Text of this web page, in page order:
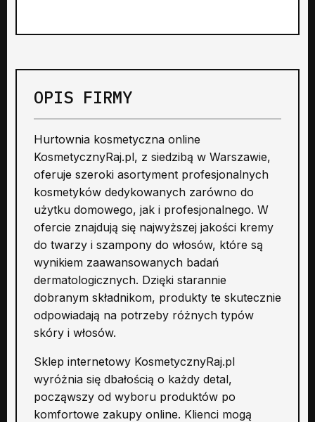
OPIS FIRMY
Hurtownia kosmetyczna online
KosmetycznyRaj.pl, z siedzibą w Warszawie,
oferuje szeroki asortyment profesjonalnych
kosmetyków dedykowanych zarówno do
użytku domowego, jak i profesjonalnego. W
ofercie znajdują się najwyższej jakości kremy
do twarzy i szampony do włosów, które są
wynikiem zaawansowanych badań
dermatologicznych. Dzięki starannie
dobranym składnikom, produkty te skutecznie
odpowiadają na potrzeby różnych typów
skóry i włosów.
Sklep internetowy KosmetycznyRaj.pl
wyróżnia się dbałością o każdy detal,
począwszy od wyboru produktów po
komfortowe zakupy online. Klienci mogą